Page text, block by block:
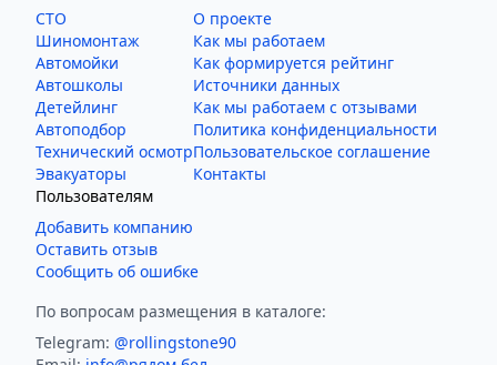
СТО
Шиномонтаж
Автомойки
Автошколы
Детейлинг
Автоподбор
Технический осмотр
Эвакуаторы
О проекте
Как мы работаем
Как формируется рейтинг
Источники данных
Как мы работаем с отзывами
Политика конфиденциальности
Пользовательское соглашение
Контакты
Пользователям
Добавить компанию
Оставить отзыв
Сообщить об ошибке
По вопросам размещения в каталоге:
Telegram: @rollingstone90